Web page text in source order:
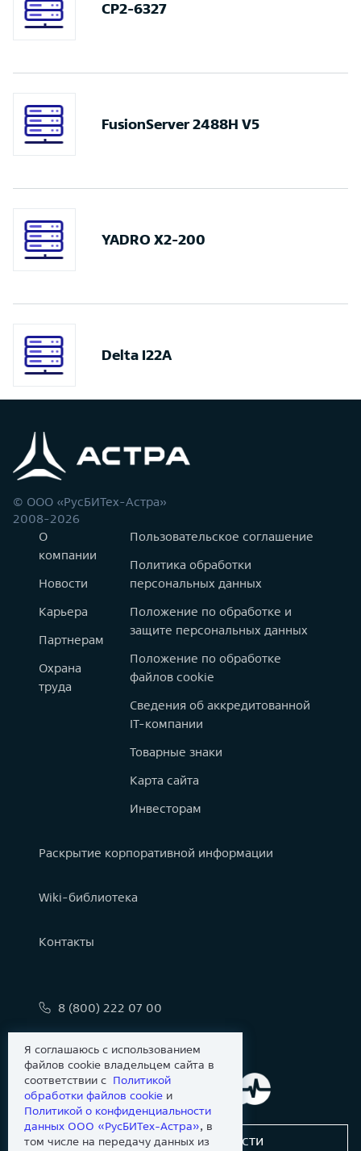
СР2-6327
FusionServer 2488H V5
YADRO X2-200
Delta I22A
© ООО «РусБИТех-Астра»
2008-2026
О
компании
Новости
Карьера
Партнерам
Охрана
труда
Пользовательское соглашение
Политика обработки
персональных данных
Положение по обработке и
защите персональных данных
Положение по обработке
файлов cookie
Сведения об аккредитованной
IT-компании
Товарные знаки
Карта сайта
Инвесторам
Раскрытие корпоративной информации
Wiki-библиотека
Контакты
8 (800) 222 07 00
Сообщить об уязвимости
Я соглашаюсь с использованием
файлов cookie владельцем сайта в
соответствии с Политикой
обработки файлов сookie и
Политикой о конфиденциальности
данных ООО «РусБИТех-Астра», в
том числе на передачу данных из